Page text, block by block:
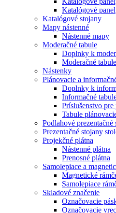
Katalógové
Katalógové stojany
Mapy nástenné
Nástenné mapy
Moderačné tabule
Doplnky k
Moderačné tabule
Nástenky
Plánovacie a
Doplnky k
Informačné
Príslušenstvo
Tabule
Podlahové prezentačné
Prezentačné stojany
Projekčné plátna
Nástenné plátna
Prenosné plátna
Samolepiace a
Magnetické
Samolepiace
Skladové značenie
Označovacie
Označovacie